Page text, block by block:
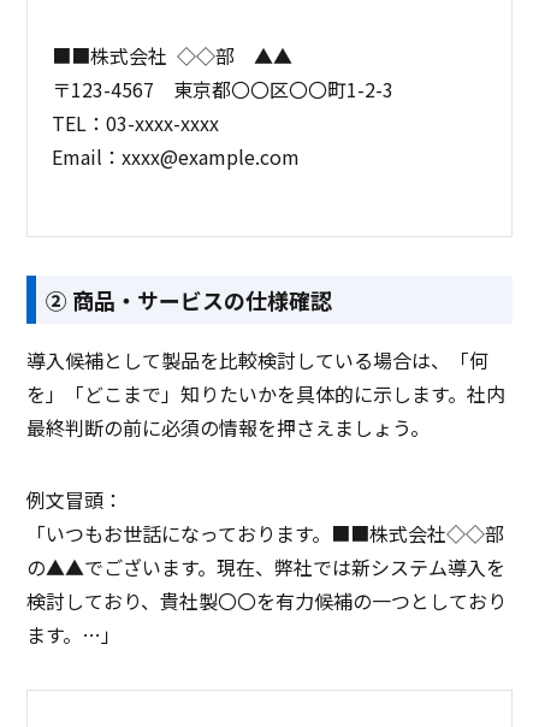
■■株式会社 ◇◇部
▲▲
〒123-4567
東京都〇〇区〇〇町1-2-3
TEL：03-xxxx-xxxx
Email：xxxx@example.com
② 商品・サービスの仕様確認
導入候補として製品を比較検討している場合は、「何
を」「どこまで」知りたいかを具体的に示します。社内
最終判断の前に必須の情報を押さえましょう。
例文冒頭：
「いつもお世話になっております。■■株式会社◇◇部
の▲▲でございます。現在、弊社では新システム導入を
検討しており、貴社製〇〇を有力候補の一つとしており
ます。…」